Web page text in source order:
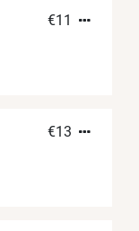
€11
€13